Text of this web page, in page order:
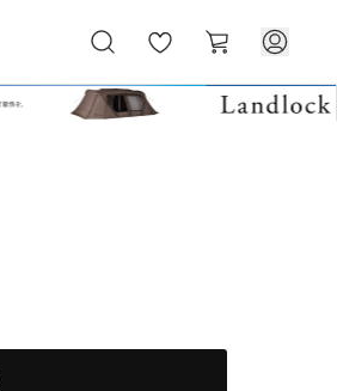
気
に
ー
ト